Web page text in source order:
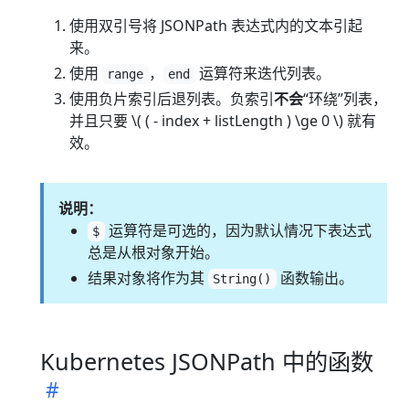
使用双引号将 JSONPath 表达式内的文本引起
来。
使用
range ， end
运算符来迭代列表。
使用负片索引后退列表。负索引不会“环绕”列表，
并且只要 \( ( - index + listLength ) \ge 0 \) 就有
效。
说明：
$ 运算符是可选的，因为默认情况下表达式
总是从根对象开始。
结果对象将作为其
String() 函数输出。
Kubernetes JSONPath 中的函数